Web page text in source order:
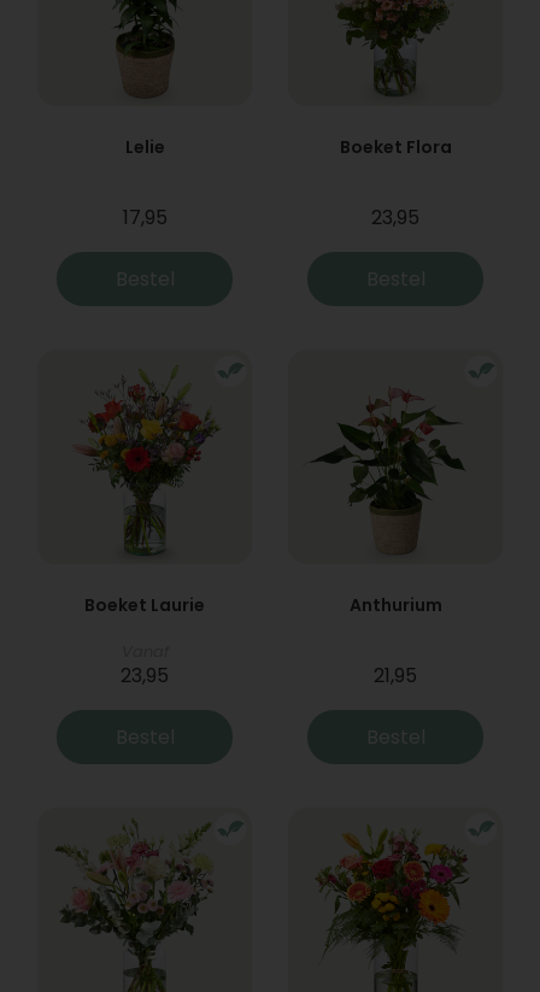
Lelie
17,95
Bestel
Boeket Flora
23,95
Bestel
Boeket Laurie
23,95
Bestel
Anthurium
21,95
Bestel